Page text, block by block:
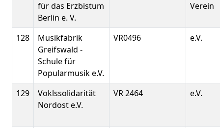
für das Erzbistum
Berlin e. V.
Verein
128
Musikfabrik
Greifswald -
Schule für
Popularmusik e.V.
VR0496 e.V.
129
Voklssolidarität
Nordost e.V.
VR 2464 e.V.